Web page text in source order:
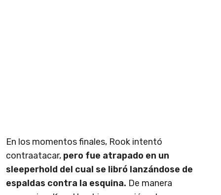
En los momentos finales, Rook intentó
contraatacar, pero fue atrapado en un
sleeperhold del cual se libró lanzándose de
espaldas contra la esquina. De manera